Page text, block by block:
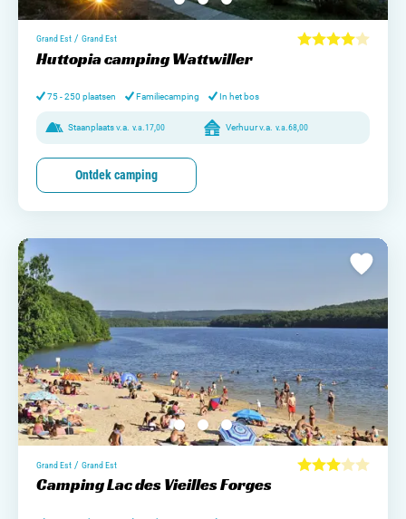
Grand Est / Grand Est
Huttopia camping Wattwiller
75 - 250 plaatsen Familiecamping In het bos
Staanplaats v.a. v.a.17,00 Verhuur v.a. v.a.68,00
Ontdek camping
Grand Est / Grand Est
Camping Lac des Vieilles Forges